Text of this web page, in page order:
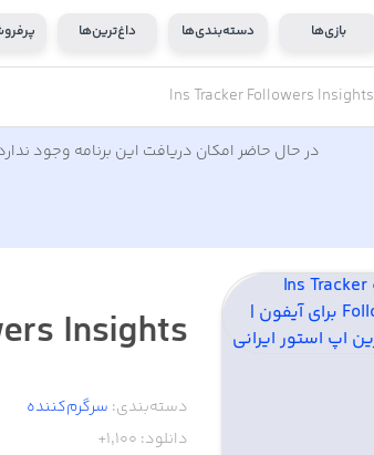
بازی‌ها دسته‌بندی‌ها داغ‌ترین‌ها
Ins Tracker Followers Insights
در حال حاضر امکان دریافت این برنامه وجود
Insights
دسته‌بندی: سرگرم‌کننده
دانلود: 1,100+